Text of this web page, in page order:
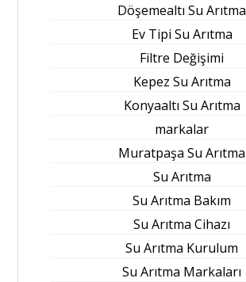
Döşemealtı Su Arıtma
Ev Tipi Su Arıtma
Filtre Değişimi
Kepez Su Arıtma
Konyaaltı Su Arıtma
markalar
Muratpaşa Su Arıtma
Su Arıtma
Su Arıtma Bakım
Su Arıtma Cihazı
Su Arıtma Kurulum
Su Arıtma Markaları